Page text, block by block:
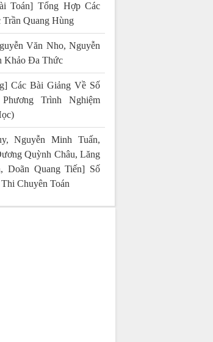
Toán] Tổng Hợp Các
Quang Hùng
Văn Nho, Nguyễn
Khảo Đa Thức
Các Bài Giảng Về Số
Trình Nghiệm
Nguyễn Minh Tuấn,
Quỳnh Châu, Lăng
Doãn Quang Tiến] Số
Chuyên Toán